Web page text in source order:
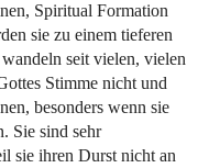
Spiritual Formation
sie zu einem tieferen
seit vielen, vielen
Stimme nicht und
besonders wenn sie
Sie sind sehr
sie ihren Durst nicht an